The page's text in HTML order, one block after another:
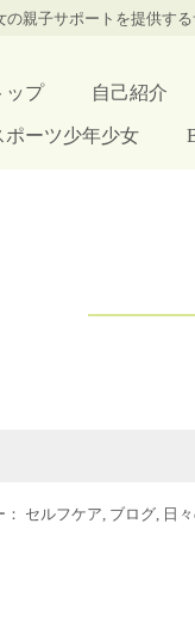
親子サポートを提供する
ップ 自己紹介
ポーツ少年少女
セルフケア, ブログ, 日